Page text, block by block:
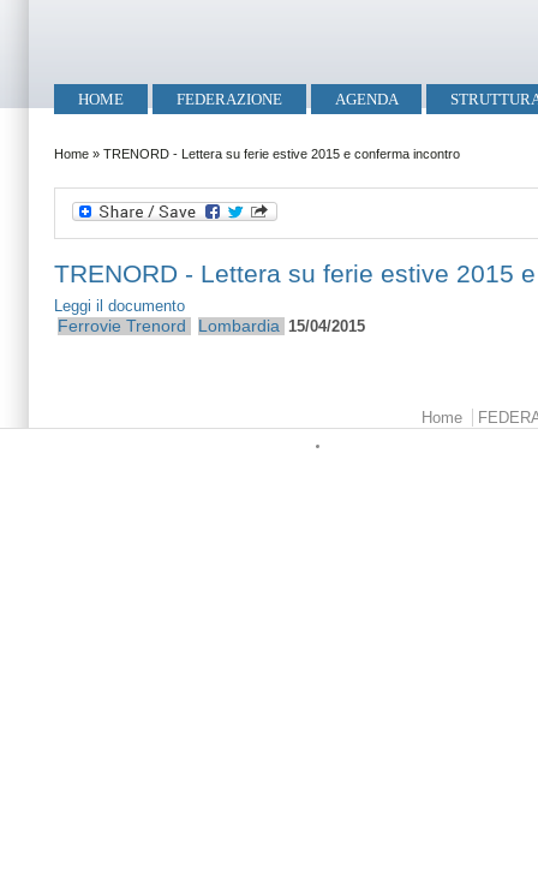
Menu principale
HOME FEDERAZIONE AGENDA
Tu sei qui
Home » TRENORD - Lettera su ferie estive 2015 e conferma incontro
TRENORD - Lettera su ferie estive 2015
Leggi il documento
Ferrovie Trenord Lombardia 15/04/2015
Home